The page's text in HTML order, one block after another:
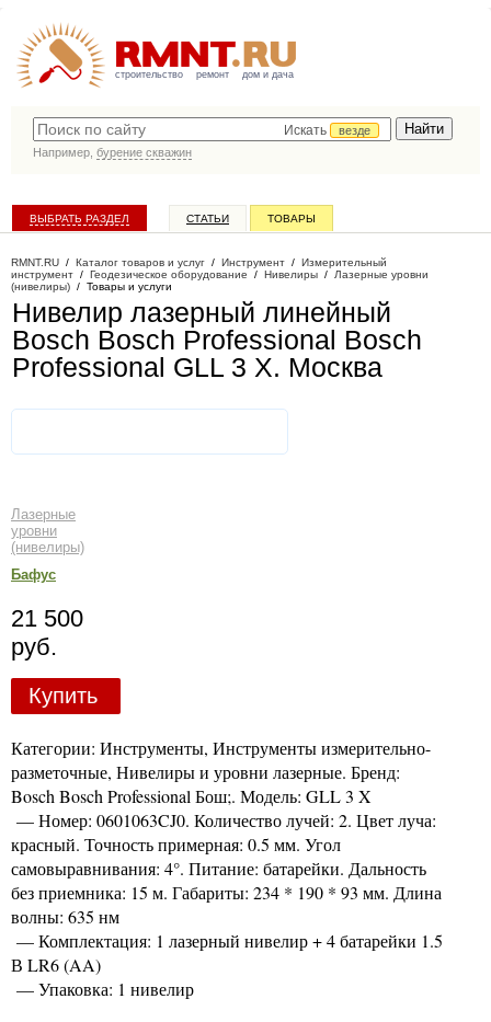
строительство ремонт дом и дача
Искать
везде
Например, бурение скважин
ВЫБРАТЬ РАЗДЕЛ СТАТЬИ ТОВАРЫ
RMNT.RU / Каталог товаров и услуг / Инструмент / Измерительный
инструмент / Геодезическое оборудование / Нивелиры / Лазерные уровни
(нивелиры) / Товары и услуги
Нивелир лазерный линейный
Bosch Bosch Professional Bosch
Professional GLL 3 X. Москва
Лазерные
уровни
(нивелиры)
Бафус
21 500
руб.
Купить
Категории: Инструменты, Инструменты измерительно-
разметочные, Нивелиры и уровни лазерные. Бренд:
Bosch Bosch Professional Бош;. Модель: GLL 3 X
— Номер: 0601063CJ0. Количество лучей: 2. Цвет луча:
красный. Точность примерная: 0.5 мм. Угол
самовыравнивания: 4°. Питание: батарейки. Дальность
без приемника: 15 м. Габариты: 234 * 190 * 93 мм. Длина
волны: 635 нм
— Комплектация: 1 лазерный нивелир + 4 батарейки 1.5
В LR6 (AA)
— Упаковка: 1 нивелир